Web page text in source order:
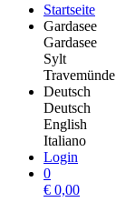
Startseite
Gardasee
Gardasee
Sylt
Travemünde
Deutsch
Deutsch
English
Italiano
Login
0
€ 0,00